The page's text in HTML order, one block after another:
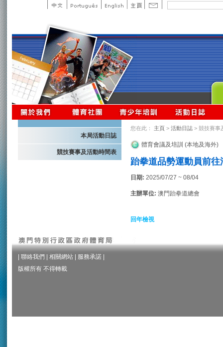
本局活動日誌
競技賽事及活動時間表
您在此： 主頁 > 活動日誌 > 競技賽事
體育會議及培訓 (本地及海外)
跆拳道品勢運動員前
日期: 2025/07/27 ~ 08/04
主辦單位: 澳門跆拳道總會
回年檢視
聯絡我們 相關網站 服務承諾
版權所有 不得轉載